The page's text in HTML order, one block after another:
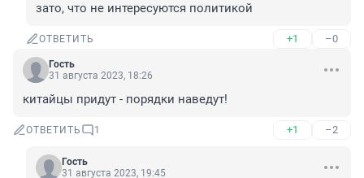
зато, что не интересуются политикой
ОТВЕТИТЬ +1 –0
Гость
31 августа 2023, 18:26
китайцы придут - порядки наведут!
ОТВЕТИТЬ 1 +1 –2
Гость
31 августа 2023, 19:45